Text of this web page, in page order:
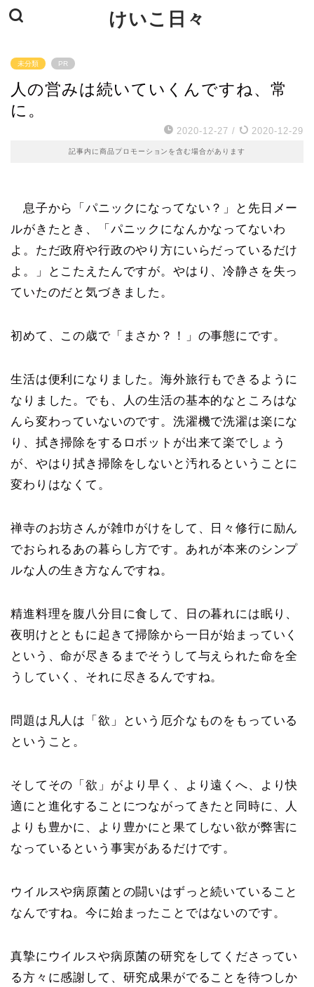
けいこ日々
未分類 PR
人の営みは続いていくんですね、常
に。
2020-12-27 / 2020-12-29
記事内に商品プロモーションを含む場合があります
息子から「パニックになってない？」と先日メー
ルがきたとき、「パニックになんかなってないわ
よ。ただ政府や行政のやり方にいらだっているだけ
よ。」とこたえたんですが。やはり、冷静さを失っ
ていたのだと気づきました。
初めて、この歳で「まさか？！」の事態にです。
生活は便利になりました。海外旅行もできるように
なりました。でも、人の生活の基本的なところはな
んら変わっていないのです。洗濯機で洗濯は楽にな
り、拭き掃除をするロボットが出来て楽でしょう
が、やはり拭き掃除をしないと汚れるということに
変わりはなくて。
禅寺のお坊さんが雑巾がけをして、日々修行に励ん
でおられるあの暮らし方です。あれが本来のシンプ
ルな人の生き方なんですね。
精進料理を腹八分目に食して、日の暮れには眠り、
夜明けとともに起きて掃除から一日が始まっていく
という、命が尽きるまでそうして与えられた命を全
うしていく、それに尽きるんですね。
問題は凡人は「欲」という厄介なものをもっている
ということ。
そしてその「欲」がより早く、より遠くへ、より快
適にと進化することにつながってきたと同時に、人
よりも豊かに、より豊かにと果てしない欲が弊害に
なっているという事実があるだけです。
ウイルスや病原菌との闘いはずっと続いていること
なんですね。今に始まったことではないのです。
真摯にウイルスや病原菌の研究をしてくださってい
る方々に感謝して、研究成果がでることを待つしか